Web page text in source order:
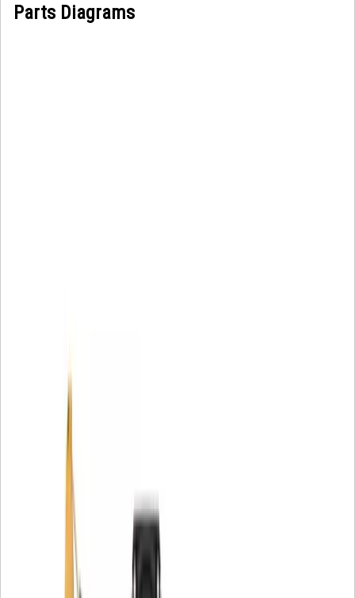
Parts Diagrams